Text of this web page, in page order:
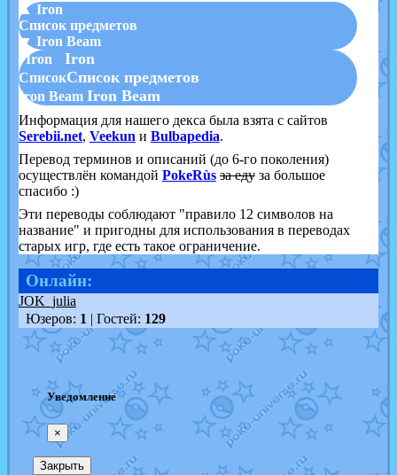
▲ Iron
Список предметов
▼ Iron Beam
Iron
Iron
СписокСписок предметов
Iron Beam Iron Beam
Информация для нашего декса была взята с сайтов
Serebii.net, Veekun и Bulbapedia.
Перевод терминов и описаний (до 6-го поколения)
осуществлён командой PokeRùs за едуза большое
спасибо :)
Эти переводы соблюдают "правило 12 символов на
название" и пригодны для использования в переводах
старых игр, где есть такое ограничение.
Онлайн:
JOK_julia
Юзеров: 1 | Гостей: 129
Уведомление
×
Закрыть